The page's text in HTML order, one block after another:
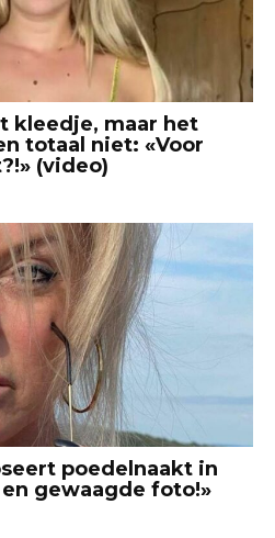
kleedje, maar het
totaal niet: «Voor
(video)
poedelnaakt in
gewaagde foto!»